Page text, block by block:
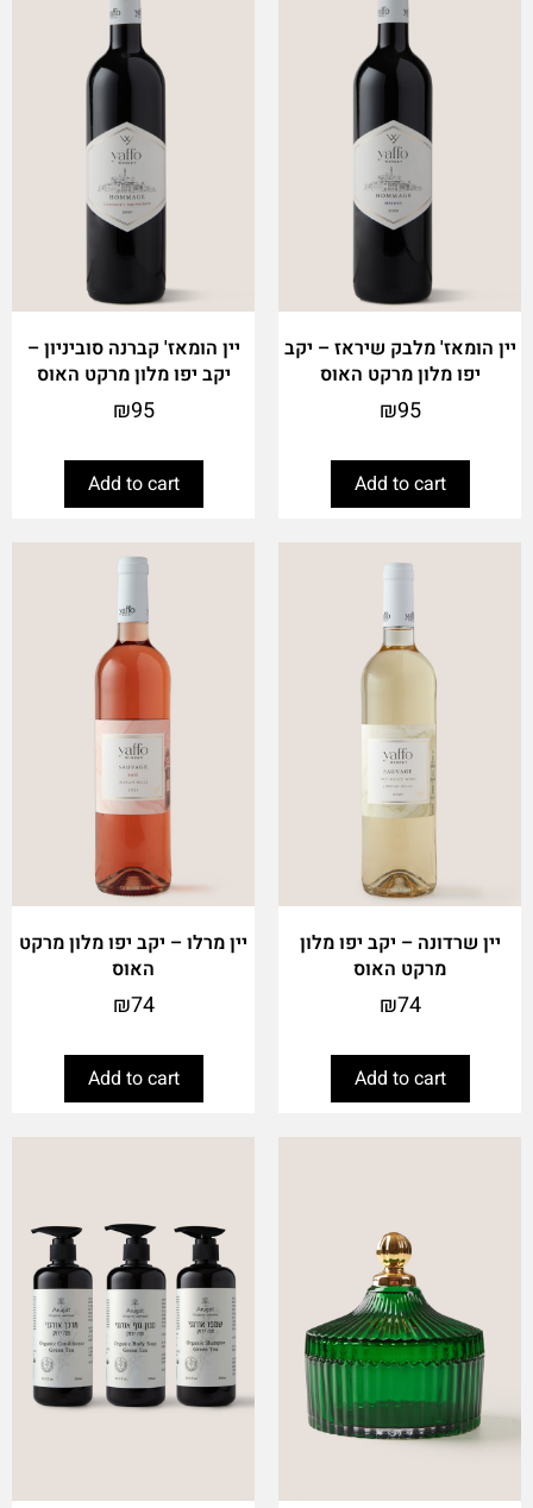
יין הומאז' מלבק שיראז – יקב
יפו מלון מרקט האוס
₪95
Add to cart
יין הומאז' קברנה סוביניון –
יקב יפו מלון מרקט האוס
₪95
Add to cart
יין שרדונה – יקב יפו מלון
מרקט האוס
₪74
Add to cart
יין מרלו – יקב יפו מלון מרקט
האוס
₪74
Add to cart